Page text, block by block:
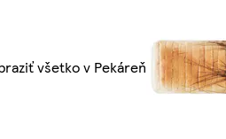
všetko v Pekáreň